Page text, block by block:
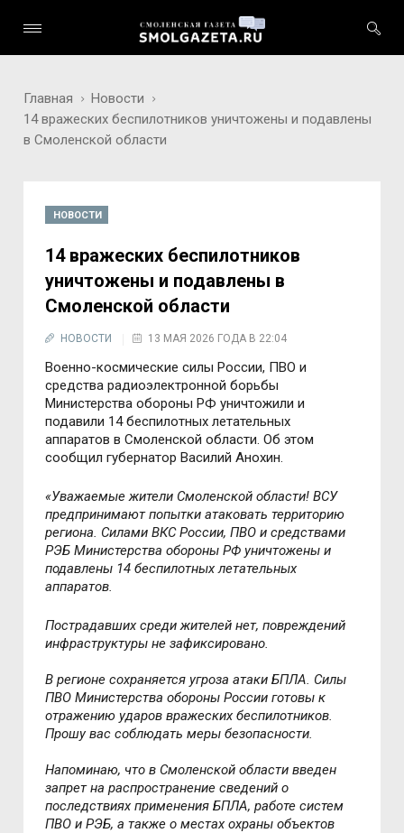
Главная
Новости
14 вражеских беспилотников уничтожены и подавлены
в Смоленской области
НОВОСТИ
14 вражеских беспилотников
уничтожены и подавлены в
Смоленской области
НОВОСТИ 13 МАЯ 2026 ГОДА В 22:04
Военно-космические силы России, ПВО и
средства радиоэлектронной борьбы
Министерства обороны РФ уничтожили и
подавили 14 беспилотных летательных
аппаратов в Смоленской области. Об этом
сообщил губернатор Василий Анохин.
«Уважаемые жители Смоленской области! ВСУ
предпринимают попытки атаковать территорию
региона. Силами ВКС России, ПВО и средствами
РЭБ Министерства обороны РФ уничтожены и
подавлены 14 беспилотных летательных
аппаратов.
Пострадавших среди жителей нет, повреждений
инфраструктуры не зафиксировано.
В регионе сохраняется угроза атаки БПЛА. Силы
ПВО Министерства обороны России готовы к
отражению ударов вражеских беспилотников.
Прошу вас соблюдать меры безопасности.
Напоминаю, что в Смоленской области введен
запрет на распространение сведений о
последствиях применения БПЛА, работе систем
ПВО и РЭБ, а также о местах охраны объектов